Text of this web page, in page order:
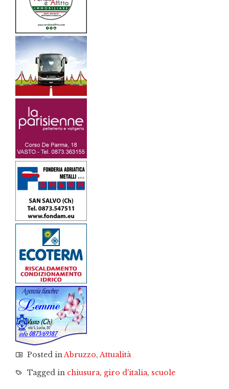
Posted inAbruzzo,Attualità
Tagged in chiusura, giro d'italia, scuole